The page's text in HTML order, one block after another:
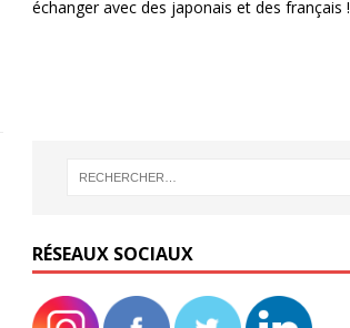
échanger avec des japonais et des français !
RÉSEAUX SOCIAUX